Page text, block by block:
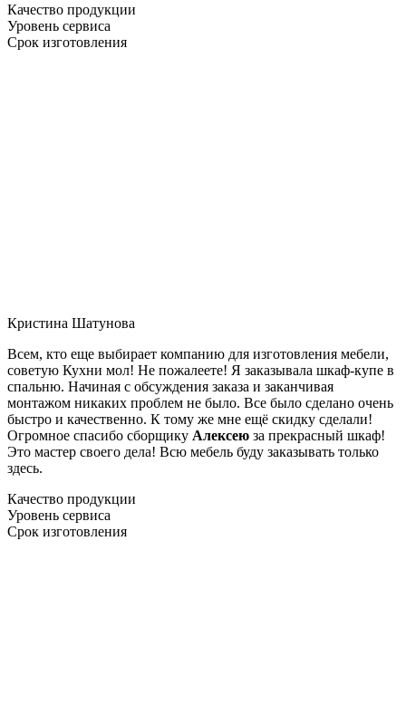
Качество продукции
Уровень сервиса
Срок изготовления
Кристина Шатунова
Всем, кто еще выбирает компанию для изготовления мебели,
советую Кухни мол! Не пожалеете! Я заказывала шкаф-купе в
спальню. Начиная с обсуждения заказа и заканчивая
монтажом никаких проблем не было. Все было сделано очень
быстро и качественно. К тому же мне ещё скидку сделали!
Огромное спасибо сборщику Алексею за прекрасный шкаф!
Это мастер своего дела! Всю мебель буду заказывать только
здесь.
Качество продукции
Уровень сервиса
Срок изготовления